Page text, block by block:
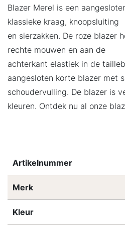
Blazer Merel is een
klassieke kraag, knoopsluiting
en sierzakken. De roze blazer
rechte mouwen en aan de
achterkant elastiek in de
aangesloten korte blazer met
schoudervulling. De blazer is
kleuren. Ontdek nu al onze
Artikelnummer
Merk
Kleur